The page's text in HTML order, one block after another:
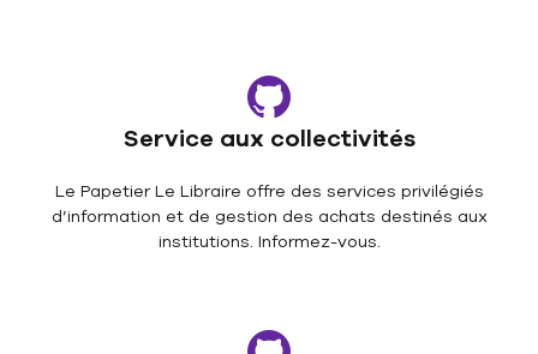
Service aux collectivités
Le Papetier Le Libraire offre des services privilégiés
d’information et de gestion des achats destinés aux
institutions. Informez-vous.